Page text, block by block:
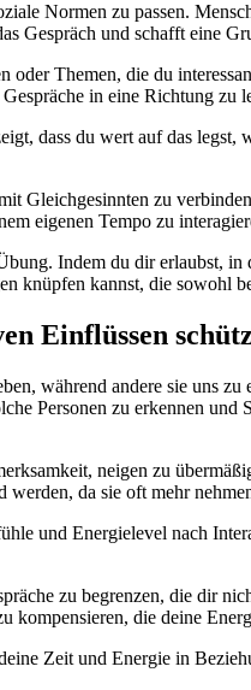
Normen zu passen.
Gespräch und schafft eine
Themen, die du
in eine Richtung
dass du wert auf das
Gleichgesinnten zu
eigenen Tempo zu
Indem du dir erlaubst,
knüpfen kannst, die sowohl
Einflüssen
während andere sie uns
Personen zu erkennen
neigen zu
da sie oft mehr
und Energielevel nach
zu begrenzen, die dir
kompensieren, die deine
Zeit und Energie in